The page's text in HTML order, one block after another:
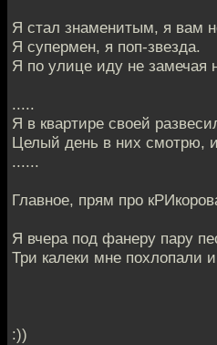
Я стал знаменитым, я вам
Я супермен, я поп-звезда.
Я по улице иду не замечая
.....
Я в квартире своей
Целый день в них смотрю,
......
Главное, прям про
Я вчера под фанеру пару
Три калеки мне похлопали
:))